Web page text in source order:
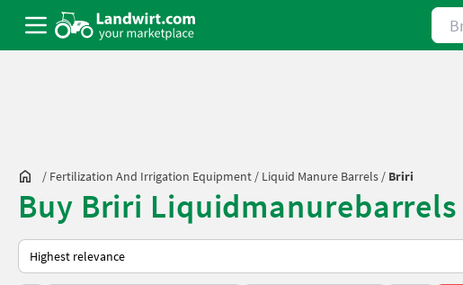
/ Fertilization And Irrigation Equipment / Liquid Manure Barrels / Briri
Buy Briri
This is how sorting works on Landwirt.com